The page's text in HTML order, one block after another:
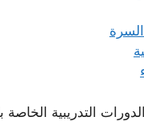
التدريبية الخاصة